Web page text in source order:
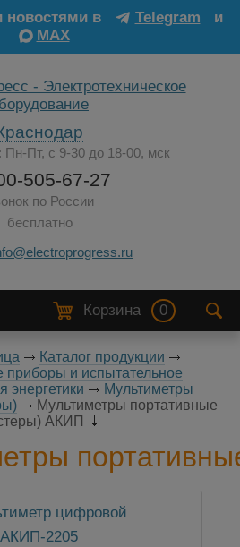
новостями в Telegram
и
MAX
Пт, с 9-30 до 18-00, мск
505-67-27
по России
бесплатно
Корзина 0
Каталог продукции
приборы и испытательное
энергетики
Мультиметры
Мультиметры портативные
АКИП